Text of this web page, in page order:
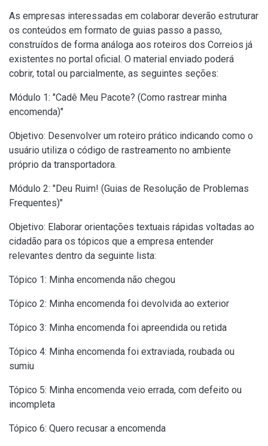
As empresas interessadas em colaborar deverão estruturar
os conteúdos em formato de guias passo a passo,
construídos de forma análoga aos roteiros dos Correios já
existentes no portal oficial. O material enviado poderá
cobrir, total ou parcialmente, as seguintes seções:
Módulo 1: "Cadê Meu Pacote? (Como rastrear minha
encomenda)"
Objetivo: Desenvolver um roteiro prático indicando como o
usuário utiliza o código de rastreamento no ambiente
próprio da transportadora.
Módulo 2: "Deu Ruim! (Guias de Resolução de Problemas
Frequentes)"
Objetivo: Elaborar orientações textuais rápidas voltadas ao
cidadão para os tópicos que a empresa entender
relevantes dentro da seguinte lista:
Tópico 1: Minha encomenda não chegou
Tópico 2: Minha encomenda foi devolvida ao exterior
Tópico 3: Minha encomenda foi apreendida ou retida
Tópico 4: Minha encomenda foi extraviada, roubada ou
sumiu
Tópico 5: Minha encomenda veio errada, com defeito ou
incompleta
Tópico 6: Quero recusar a encomenda